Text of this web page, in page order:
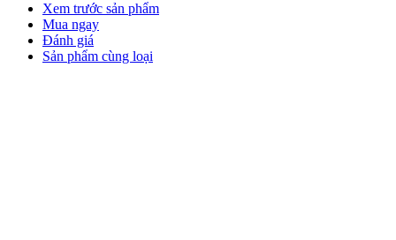
Xem trước sản phẩm
Mua ngay
Đánh giá
Sản phẩm cùng loại